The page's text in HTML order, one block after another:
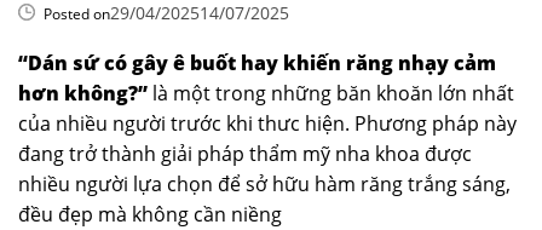
Posted on29/04/202514/07/2025
“Dán sứ có gây ê buốt hay khiến răng nhạy cảm
hơn không?” là một trong những băn khoăn lớn nhất
của nhiều người trước khi thưc hiện. Phương pháp này
đang trở thành giải pháp thẩm mỹ nha khoa được
nhiều người lựa chọn để sở hữu hàm răng trắng sáng,
đều đẹp mà không cần niềng